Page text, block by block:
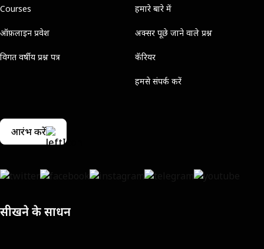
Courses
ऑफ़लाइन प्रवेश
विगत वर्षीय प्रश्न पत्र
हमारे बारे में
अक्सर पूछे जाने वाले प्रश्न
कॅरियर
हमसे संपर्क करें
आरंभ करें
सीखने के साधन